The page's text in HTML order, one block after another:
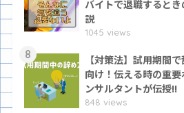
バイトで退職すると
説
1045 views
8
【対策法】試用期間
向け！伝える時の重
ンサルタントが伝授!!
848 views